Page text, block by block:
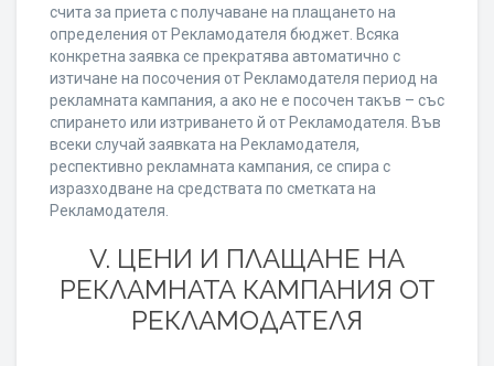
счита за приета с получаване на плащането на
определения от Рекламодателя бюджет. Всяка
конкретна заявка се прекратява автоматично с
изтичане на посочения от Рекламодателя период на
рекламната кампания, а ако не е посочен такъв – със
спирането или изтриването й от Рекламодателя. Във
всеки случай заявката на Рекламодателя,
респективно рекламната кампания, се спира с
изразходване на средствата по сметката на
Рекламодателя.
V. ЦЕНИ И ПЛАЩАНЕ НА
РЕКЛАМНАТА КАМПАНИЯ ОТ
РЕКЛАМОДАТЕЛЯ